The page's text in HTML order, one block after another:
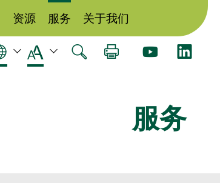
资源 服务 关于我们
服务